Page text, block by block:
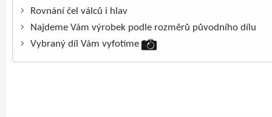
Rovnání čel válců i hlav
Najdeme Vám výrobek podle rozměrů původního dílu
Vybraný díl Vám vyfotíme